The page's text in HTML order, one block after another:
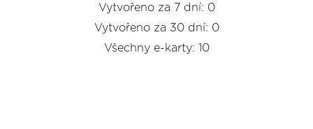
Vytvořeno za 7 dní: 0
Vytvořeno za 30 dní: 0
Všechny e-karty: 10